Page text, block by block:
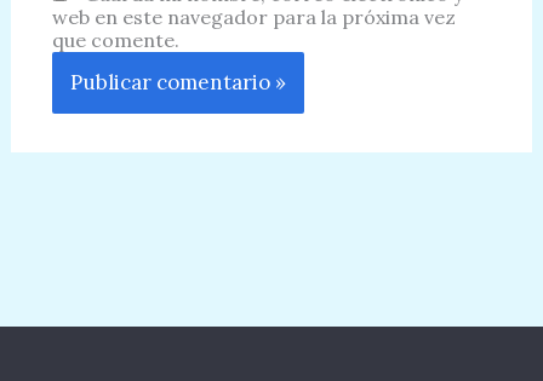
web en este navegador para la próxima vez
que comente.